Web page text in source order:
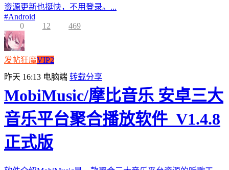
资源更新也挺快，不用登录。...
#Android
0
12 469
发帖狂魔VIP2
昨天 16:13 电脑端 转载分享
MobiMusic/摩比音乐 安卓三大
音乐平台聚合播放软件_V1.4.8
正式版